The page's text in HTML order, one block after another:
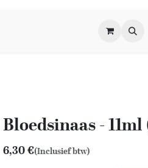
Bloedsinaas - 11ml
6,30€(Inclusief btw)